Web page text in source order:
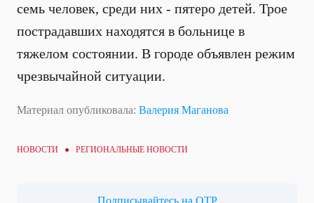
семь человек, среди них - пятеро детей. Трое
пострадавших находятся в больнице в
тяжелом состоянии. В городе объявлен режим
чрезвычайной ситуации.
Материал опубликовала: Валерия Маганова
НОВОСТИ ● РЕГИОНАЛЬНЫЕ НОВОСТИ
Подписывайтесь на ОТР